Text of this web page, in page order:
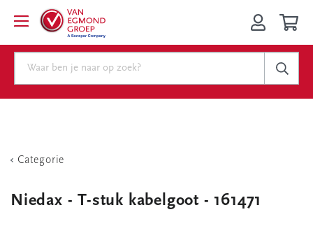
Categorie
Niedax - T-stuk kabelgoot - 161471